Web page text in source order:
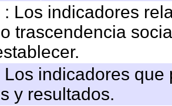
: Los indicadores
trascendencia
Los indicadores
y resultados.